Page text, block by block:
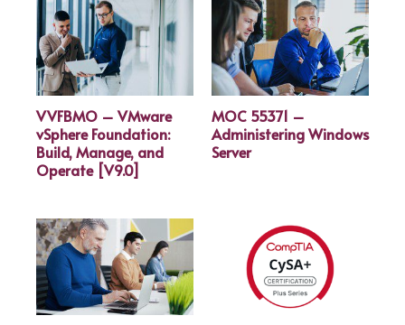
VVFBMO – VMware
vSphere Foundation:
Build, Manage, and
Operate [V9.0]
MOC 55371 –
Administering Windows
Server